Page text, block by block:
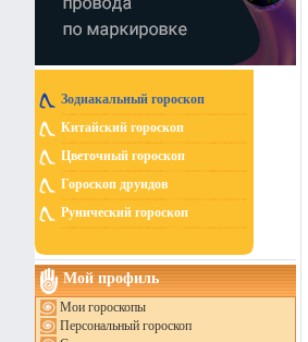
Зодиакальный гороскоп
Китайский гороскоп
Цветочный гороскоп
Гороскоп друидов
Рунический гороскоп
Мой профиль
Мои гороскопы
Персональный гороскоп